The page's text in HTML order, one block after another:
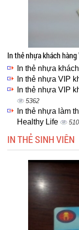
In thẻ nhựa khách
In thẻ nhựa
In thẻ nhựa VIP
In thẻ nhựa VIP
5362
In thẻ nhựa làm
Healthy Life
IN THẺ SINH VIÊN